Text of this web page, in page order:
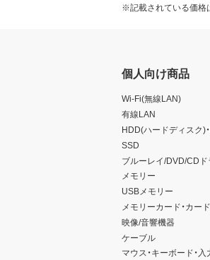
※記載されている価格
個人向け商品
Wi-Fi(無線LAN)
有線LAN
HDD(ハードディスク)
SSD
ブルーレイ/DVD/CD
メモリー
USBメモリー
メモリーカード・カー
映像/音響機器
ケーブル
マウス・キーボード・